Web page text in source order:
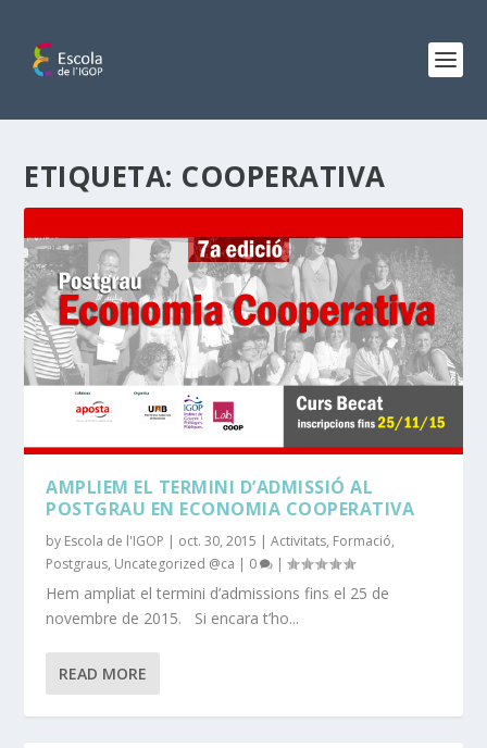
ETIQUETA: COOPERATIVA
AMPLIEM EL TERMINI D’ADMISSIÓ AL
POSTGRAU EN ECONOMIA COOPERATIVA
by Escola de l'IGOP | oct. 30, 2015 |Activitats, Formació,
Postgraus, Uncategorized @ca | 0 |
Hem ampliat el termini d’admissions fins el 25 de
novembre de 2015. Si encara t’ho...
READ MORE